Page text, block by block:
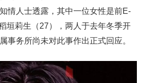
情人士透露，其中一位女性是前E-
垣莉生（27），两人于去年冬季开
事务所尚未对此事作出正式回应。